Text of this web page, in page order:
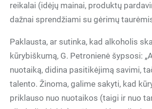
reikalai (idėjų mainai, produktų
dažnai sprendžiami su gėrimų
Paklausta, ar sutinka, kad alkoholis
kūrybiškumą, G. Petronienė šypsosi:
nuotaiką, didina pasitikėjimą savimi,
talento. Žinoma, galime sakyti, kad
priklauso nuo nuotaikos (taigi ir nuo